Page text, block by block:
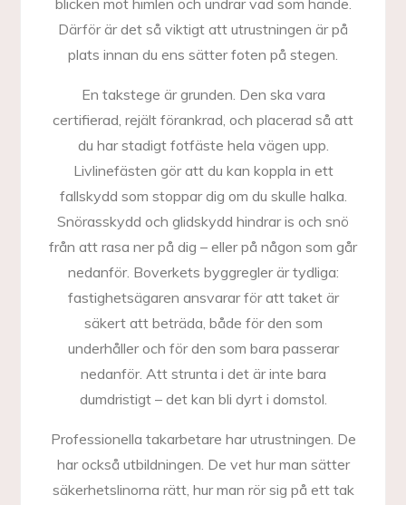
blicken mot himlen och undrar vad som hände.
Därför är det så viktigt att utrustningen är på
plats innan du ens sätter foten på stegen.
En takstege är grunden. Den ska vara
certifierad, rejält förankrad, och placerad så att
du har stadigt fotfäste hela vägen upp.
Livlinefästen gör att du kan koppla in ett
fallskydd som stoppar dig om du skulle halka.
Snörasskydd och glidskydd hindrar is och snö
från att rasa ner på dig – eller på någon som går
nedanför. Boverkets byggregler är tydliga:
fastighetsägaren ansvarar för att taket är
säkert att beträda, både för den som
underhåller och för den som bara passerar
nedanför. Att strunta i det är inte bara
dumdristigt – det kan bli dyrt i domstol.
Professionella takarbetare har utrustningen. De
har också utbildningen. De vet hur man sätter
säkerhetslinorna rätt, hur man rör sig på ett tak